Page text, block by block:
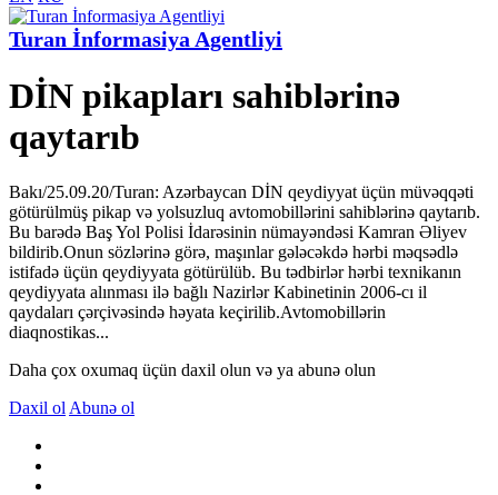
Turan İnformasiya Agentliyi
DİN pikapları sahiblərinə
qaytarıb
Bakı/25.09.20/Turan: Azərbaycan DİN qeydiyyat üçün müvəqqəti
götürülmüş pikap və yolsuzluq avtomobillərini sahiblərinə qaytarıb.
Bu barədə Baş Yol Polisi İdarəsinin nümayəndəsi Kamran Əliyev
bildirib.Onun sözlərinə görə, maşınlar gələcəkdə hərbi məqsədlə
istifadə üçün qeydiyyata götürülüb. Bu tədbirlər hərbi texnikanın
qeydiyyata alınması ilə bağlı Nazirlər Kabinetinin 2006-cı il
qaydaları çərçivəsində həyata keçirilib.Avtomobillərin
diaqnostikas...
Daha çox oxumaq üçün daxil olun və ya abunə olun
Daxil ol Abunə ol